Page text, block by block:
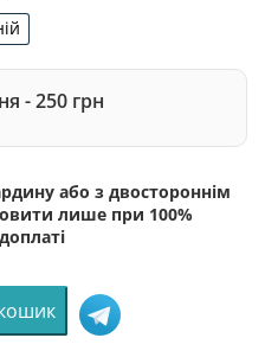
- 250 грн
або з двостороннім
лише при 100%